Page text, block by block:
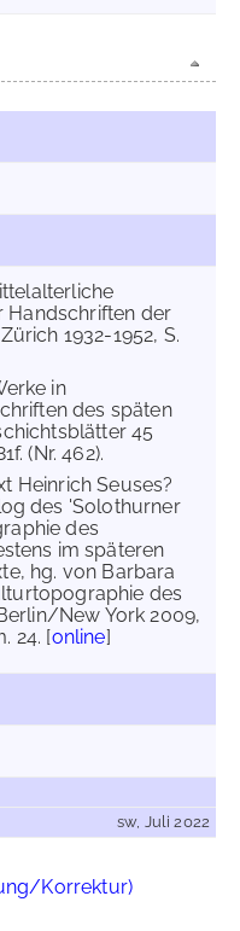
Handschriften der
1932-1952, S.
in
des späten
45
(Nr. 462).
Heinrich Seuses?
des 'Solothurner
des
im späteren
hg. von Barbara
des
New York 2009,
24. [online]
sw, Juli 2022
Korrektur)